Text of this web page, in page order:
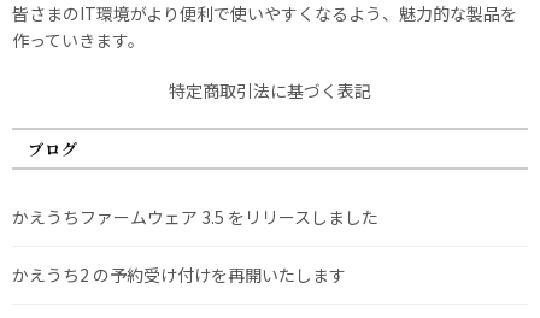
皆さまのIT環境がより便利で使いやすくなるよう、魅力的な製品を
作っていきます。
特定商取引法に基づく表記
ブログ
かえうちファームウェア 3.5 をリリースしました
かえうち2 の予約受け付けを再開いたします